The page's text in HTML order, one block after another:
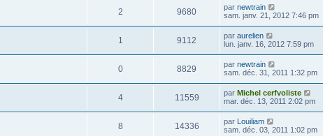
2 9680 par newtrain
sam. janv. 21, 2012 7:46 pm
1 9112 par aurelien
lun. janv. 16, 2012 7:59 pm
0 8829 par newtrain
sam. déc. 31, 2011 1:32 pm
4 11559 par Michel cerfvoliste
mar. déc. 13, 2011 2:02 pm
8 14336 par Louiliam
sam. déc. 03, 2011 1:02 pm